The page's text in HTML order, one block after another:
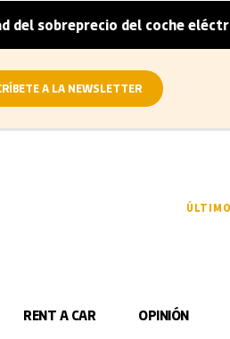
del coche eléctrico
A LA NEWSLETTER
RENT A CAR OPINIÓN